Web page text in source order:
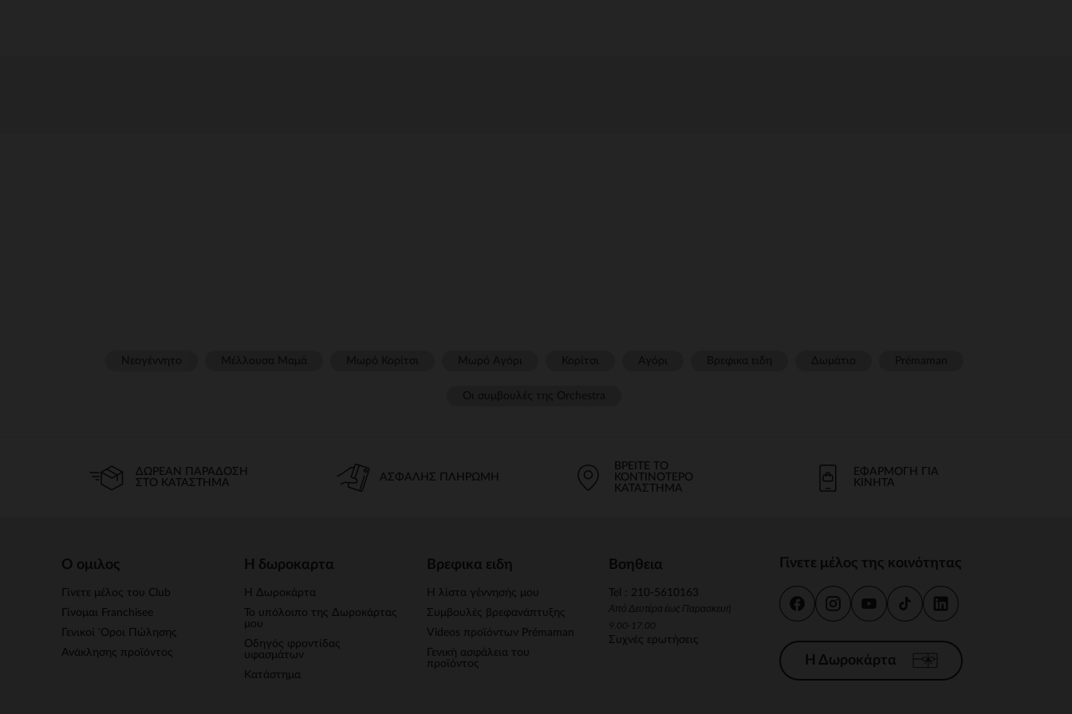
ΔΩΡΕΆΝ ΠΑΡΆΔΟΣΗ
ΣΤΟ ΚΑΤΆΣΤΗΜΑ
ΑΣΦΑΛΉΣ ΠΛΗΡΩΜΉ
ΒΡΕΊΤΕ ΤΟ
ΚΟΝΤΙΝΌΤΕΡΟ
ΚΑΤΆΣΤΗΜΑ
ΕΦΑΡΜΟΓΉ ΓΙΑ
ΚΙΝΗΤΆ
Ο ομιλος
Γίνετε μέλος του Club
Γίνομαι Franchisee
Γενικοί 'Οροι Πώλησης
Ανάκλησης προϊόντος
Η δωροκαρτα
Η Δωροκάρτα
Το υπόλοιπο της Δωροκάρτας
μου
Οδηγός φροντίδας
υφασμάτων
Κατάστημα
Βρεφικα ειδη
Η λίστα γέννησής μου
Συμβουλές βρεφανάπτυξης
Videos προϊόντων Prémaman
Γενική ασφάλεια του
προϊόντος
Βοηθεια
Tel : 210-5610163
Από Δευτέρα έως Παρασκευή
9.00-17.00
Συχνές ερωτήσεις
Γίνετε μέλος της κοινότητας
Η Δωροκάρτα